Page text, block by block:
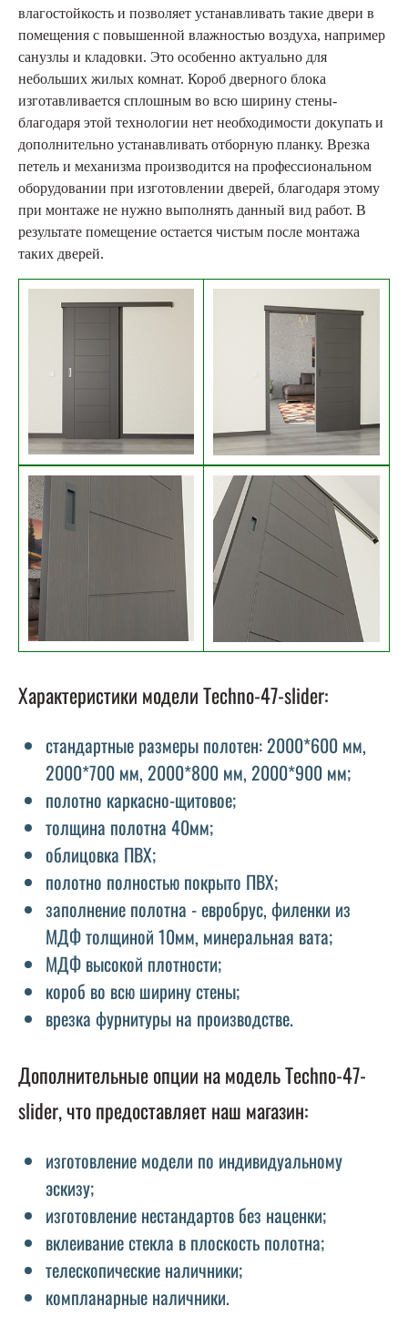
влагостойкость и позволяет устанавливать такие двери в
помещения с повышенной влажностью воздуха, например
санузлы и кладовки. Это особенно актуально для
небольших жилых комнат. Короб дверного блока
изготавливается сплошным во всю ширину стены-
благодаря этой технологии нет необходимости докупать и
дополнительно устанавливать отборную планку. Врезка
петель и механизма производится на профессиональном
оборудовании при изготовлении дверей, благодаря этому
при монтаже не нужно выполнять данный вид работ. В
результате помещение остается чистым после монтажа
таких дверей.
Характеристики модели Techno-47-slider:
стандартные размеры полотен: 2000*600 мм,
2000*700 мм, 2000*800 мм, 2000*900 мм;
полотно каркасно-щитовое;
толщина полотна 40мм;
облицовка ПВХ;
полотно полностью покрыто ПВХ;
заполнение полотна - евробрус, филенки из
МДФ толщиной 10мм, минеральная вата;
МДФ высокой плотности;
короб во всю ширину стены;
врезка фурнитуры на производстве.
Дополнительные опции на модель Techno-47-
slider, что предоставляет наш магазин:
изготовление модели по индивидуальному
эскизу;
изготовление нестандартов без наценки;
вклеивание стекла в плоскость полотна;
телескопические наличники;
компланарные наличники.